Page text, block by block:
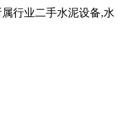
行业二手水泥设备,水